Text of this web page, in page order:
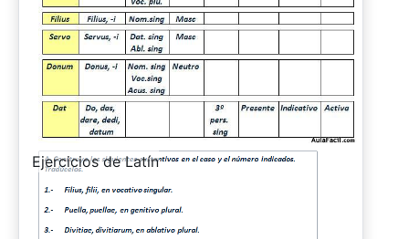
-
Ejercicios de Latín